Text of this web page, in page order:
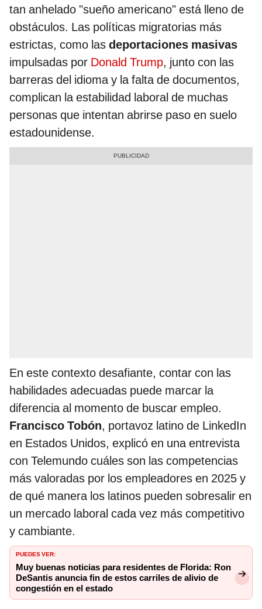
tan anhelado "sueño americano" está lleno de
obstáculos. Las políticas migratorias más
estrictas, como las deportaciones masivas
impulsadas por Donald Trump, junto con las
barreras del idioma y la falta de documentos,
complican la estabilidad laboral de muchas
personas que intentan abrirse paso en suelo
estadounidense.
En este contexto desafiante, contar con las
habilidades adecuadas puede marcar la
diferencia al momento de buscar empleo.
Francisco Tobón, portavoz latino de LinkedIn
en Estados Unidos, explicó en una entrevista
con Telemundo cuáles son las competencias
más valoradas por los empleadores en 2025 y
de qué manera los latinos pueden sobresalir en
un mercado laboral cada vez más competitivo
y cambiante.
PUEDES VER:
Muy buenas noticias para residentes de Florida: Ron
DeSantis anuncia fin de estos carriles de alivio de
congestión en el estado